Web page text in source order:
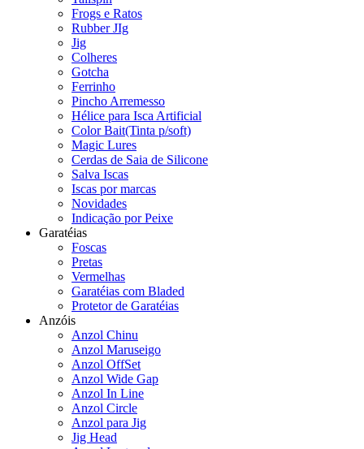
Frogs e Ratos
Rubber JIg
Jig
Colheres
Gotcha
Ferrinho
Pincho Arremesso
Hélice para Isca Artificial
Color Bait(Tinta p/soft)
Magic Lures
Cerdas de Saia de Silicone
Salva Iscas
Iscas por marcas
Novidades
Indicação por Peixe
Garatéias
Foscas
Pretas
Vermelhas
Garatéias com Bladed
Protetor de Garatéias
Anzóis
Anzol Chinu
Anzol Maruseigo
Anzol OffSet
Anzol Wide Gap
Anzol In Line
Anzol Circle
Anzol para Jig
Jig Head